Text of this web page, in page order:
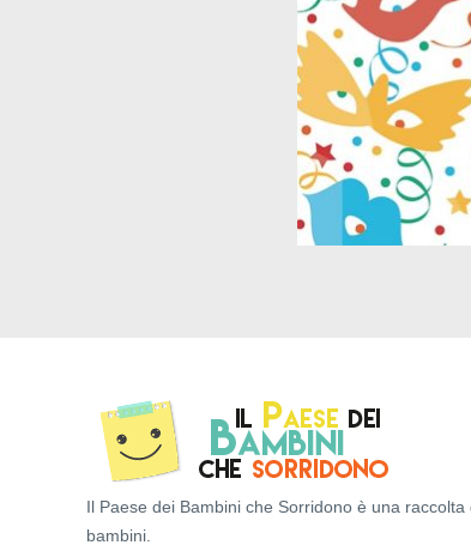
Il Paese dei Bambini che Sorridono è una
bambini.